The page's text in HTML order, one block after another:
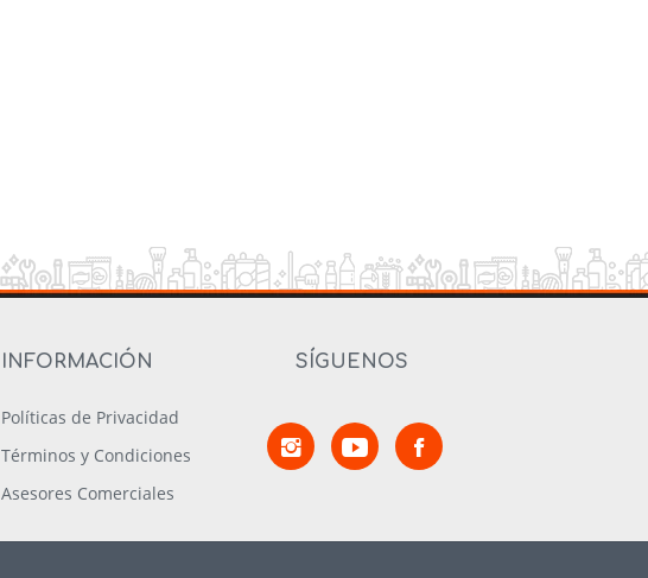
INFORMACIÓN
Políticas de Privacidad
Términos y Condiciones
Asesores Comerciales
SÍGUENOS